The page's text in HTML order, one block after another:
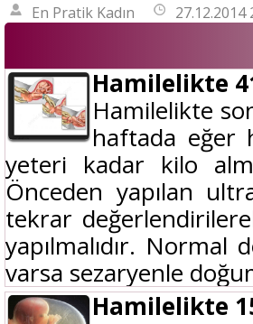
En Pratik Kadın 27.12.2014
Hamilelikte
Hamilelikte
haftada eğer
yeteri kadar kilo
Önceden yapılan
tekrar
yapılmalıdır.
varsa sezaryenle
Hamilelikte